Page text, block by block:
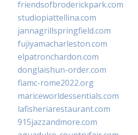
friendsofbroderickpark.com
studiopiattellina.com
jannagrillspringfield.com
fujiyamacharleston.com
elpatronchardon.com
donglaishun-order.com
fiamc-rome2022.org
mariceworldessentials.com
lafisheriarestaurant.com
915jazzandmore.com